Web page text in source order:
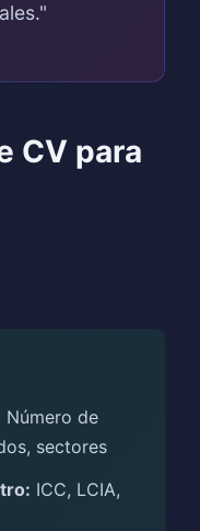
CV para
Número de
sectores
ICC, LCIA,